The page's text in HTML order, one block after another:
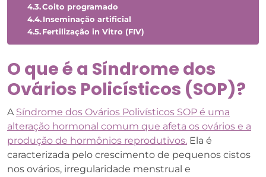
Coito programado
Inseminação artificial
Fertilização in Vitro (FIV)
O que é a Síndrome dos
Ovários Policísticos (SOP)?
A Síndrome dos Ovários Polivísticos SOP é uma
alteração hormonal comum que afeta os ovários e a
produção de hormônios reprodutivos. Ela é
caracterizada pelo crescimento de pequenos cistos
nos ovários, irregularidade menstrual e